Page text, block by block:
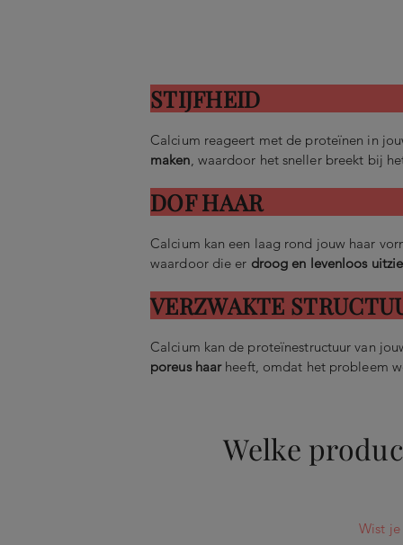
STIJFHEID
Calcium reageert met de proteïnen in
maken , waardoor het sneller breekt bij
DOF HAAR
Calcium kan een laag rond jouw haar
waardoor die er droog en levenloos
VERZWAKTE
Calcium kan de proteïnestructuur van
poreus haar heeft, omdat het probleem
Welke
Wist